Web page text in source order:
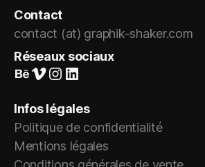
Contact
contact (at) graphik-shaker.com
Réseaux sociaux
Suivez-nous sur Behance
Vimeo
Instagram
LinkedIn
Infos légales
Politique de confidentialité
Mentions légales